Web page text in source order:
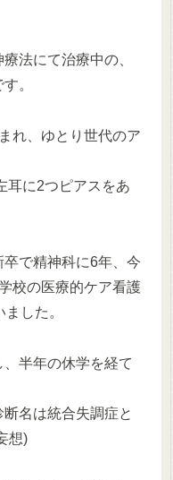
法にて治療中の、
。
れ、ゆとり世代のア
耳に2つピアスをあ
で精神科に6年、今
校の医療的ケア看護
した。
半年の休学を経て
名は統合失調症と
想)